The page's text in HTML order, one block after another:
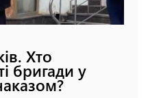
Хто
бригади у